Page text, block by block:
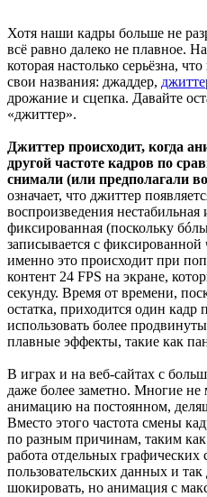
Хотя наши кадры больше не
всё равно далеко не плавное.
которая настолько серьёзна,
свои названия: джаддер,
дрожание и сцепка. Давайте
«джиттер».
Джиттер происходит, когда
другой частоте кадров по
снимали (или предполагали
означает, что джиттер
воспроизведения
фиксированная (поскольку
записывается с
именно это происходит при
контент 24 FPS на экране,
секунду. Время от времени,
остатка, приходится один кадр
использовать более
плавные эффекты, такие как
В играх и на веб-сайтах с
даже более заметно. Многие не
анимацию на постоянном,
Вместо этого частота смены
по разным причинам, таким как
работа отдельных графических
пользовательских данных и
шокировать, но анимация с